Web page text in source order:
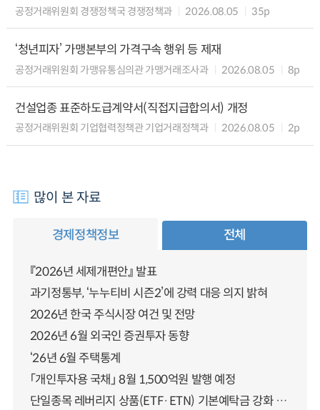
공정거래위원회 경쟁정책국 경쟁정책과 2026.08.05 35p
‘청년피자’ 가맹본부의 가격구속 행위 등 제재
공정거래위원회 가맹유통심의관 가맹거래조사과 2026.08.05 8p
건설업종 표준하도급계약서(직접지급합의서) 개정
공정거래위원회 기업협력정책관 기업거래정책과 2026.08.05 2p
많이 본 자료
경제정책정보 전체
『2026년 세제개편안』 발표
과기정통부, ‘누누티비 시즌2’에 강력 대응 의지 밝혀
2026년 한국 주식시장 여건 및 전망
2026년 6월 외국인 증권투자 동향
‘26년 6월 주택통계
「개인투자용 국채」 8월 1,500억원 발행 예정
단일종목 레버리지 상품(ETF·ETN) 기본예탁금 강화 조기시행 방안 안내